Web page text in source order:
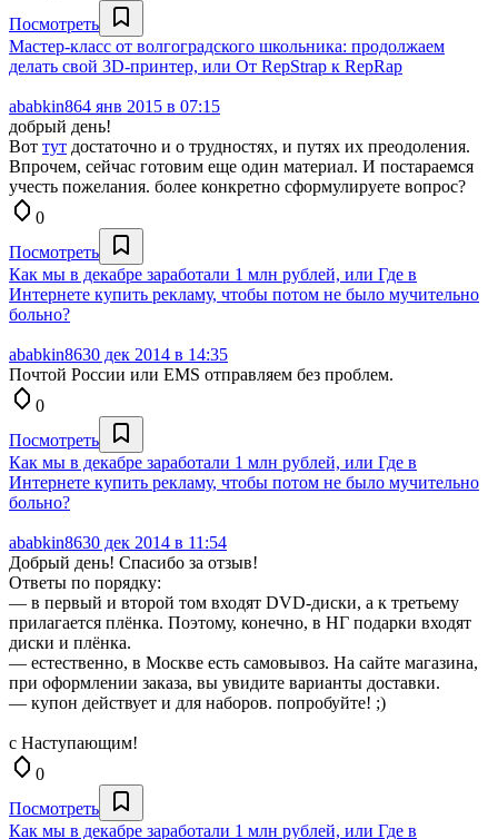
Посмотреть
Мастер-класс от волгоградского школьника: продолжаем
делать свой 3D-принтер, или От RepStrap к RepRap
ababkin864 янв 2015 в 07:15
добрый день!
Вот тут достаточно и о трудностях, и путях их преодоления.
Впрочем, сейчас готовим еще один материал. И постараемся
учесть пожелания. более конкретно сформулируете вопрос?
0
Посмотреть
Как мы в декабре заработали 1 млн рублей, или Где в
Интернете купить рекламу, чтобы потом не было мучительно
больно?
ababkin8630 дек 2014 в 14:35
Почтой России или EMS отправляем без проблем.
0
Посмотреть
Как мы в декабре заработали 1 млн рублей, или Где в
Интернете купить рекламу, чтобы потом не было мучительно
больно?
ababkin8630 дек 2014 в 11:54
Добрый день! Спасибо за отзыв!
Ответы по порядку:
— в первый и второй том входят DVD-диски, а к третьему
прилагается плёнка. Поэтому, конечно, в НГ подарки входят
диски и плёнка.
— естественно, в Москве есть самовывоз. На сайте магазина,
при оформлении заказа, вы увидите варианты доставки.
— купон действует и для наборов. попробуйте! ;)
с Наступающим!
0
Посмотреть
Как мы в декабре заработали 1 млн рублей, или Где в